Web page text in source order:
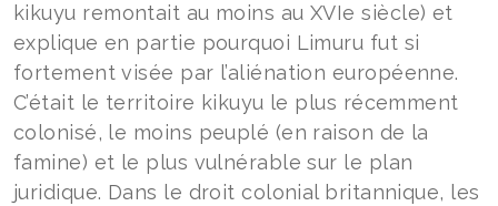
kikuyu remontait au moins au XVIe siècle) et
explique en partie pourquoi Limuru fut si
fortement visée par l’aliénation européenne.
C’était le territoire kikuyu le plus récemment
colonisé, le moins peuplé (en raison de la
famine) et le plus vulnérable sur le plan
juridique. Dans le droit colonial britannique, les